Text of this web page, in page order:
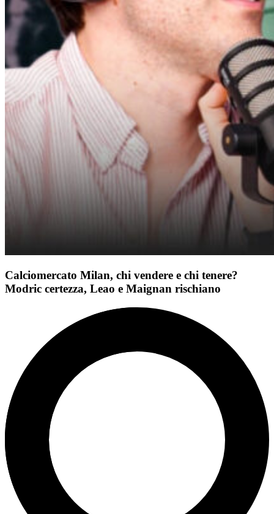
Calciomercato Milan, chi vendere e chi tenere?
Modric certezza, Leao e Maignan rischiano